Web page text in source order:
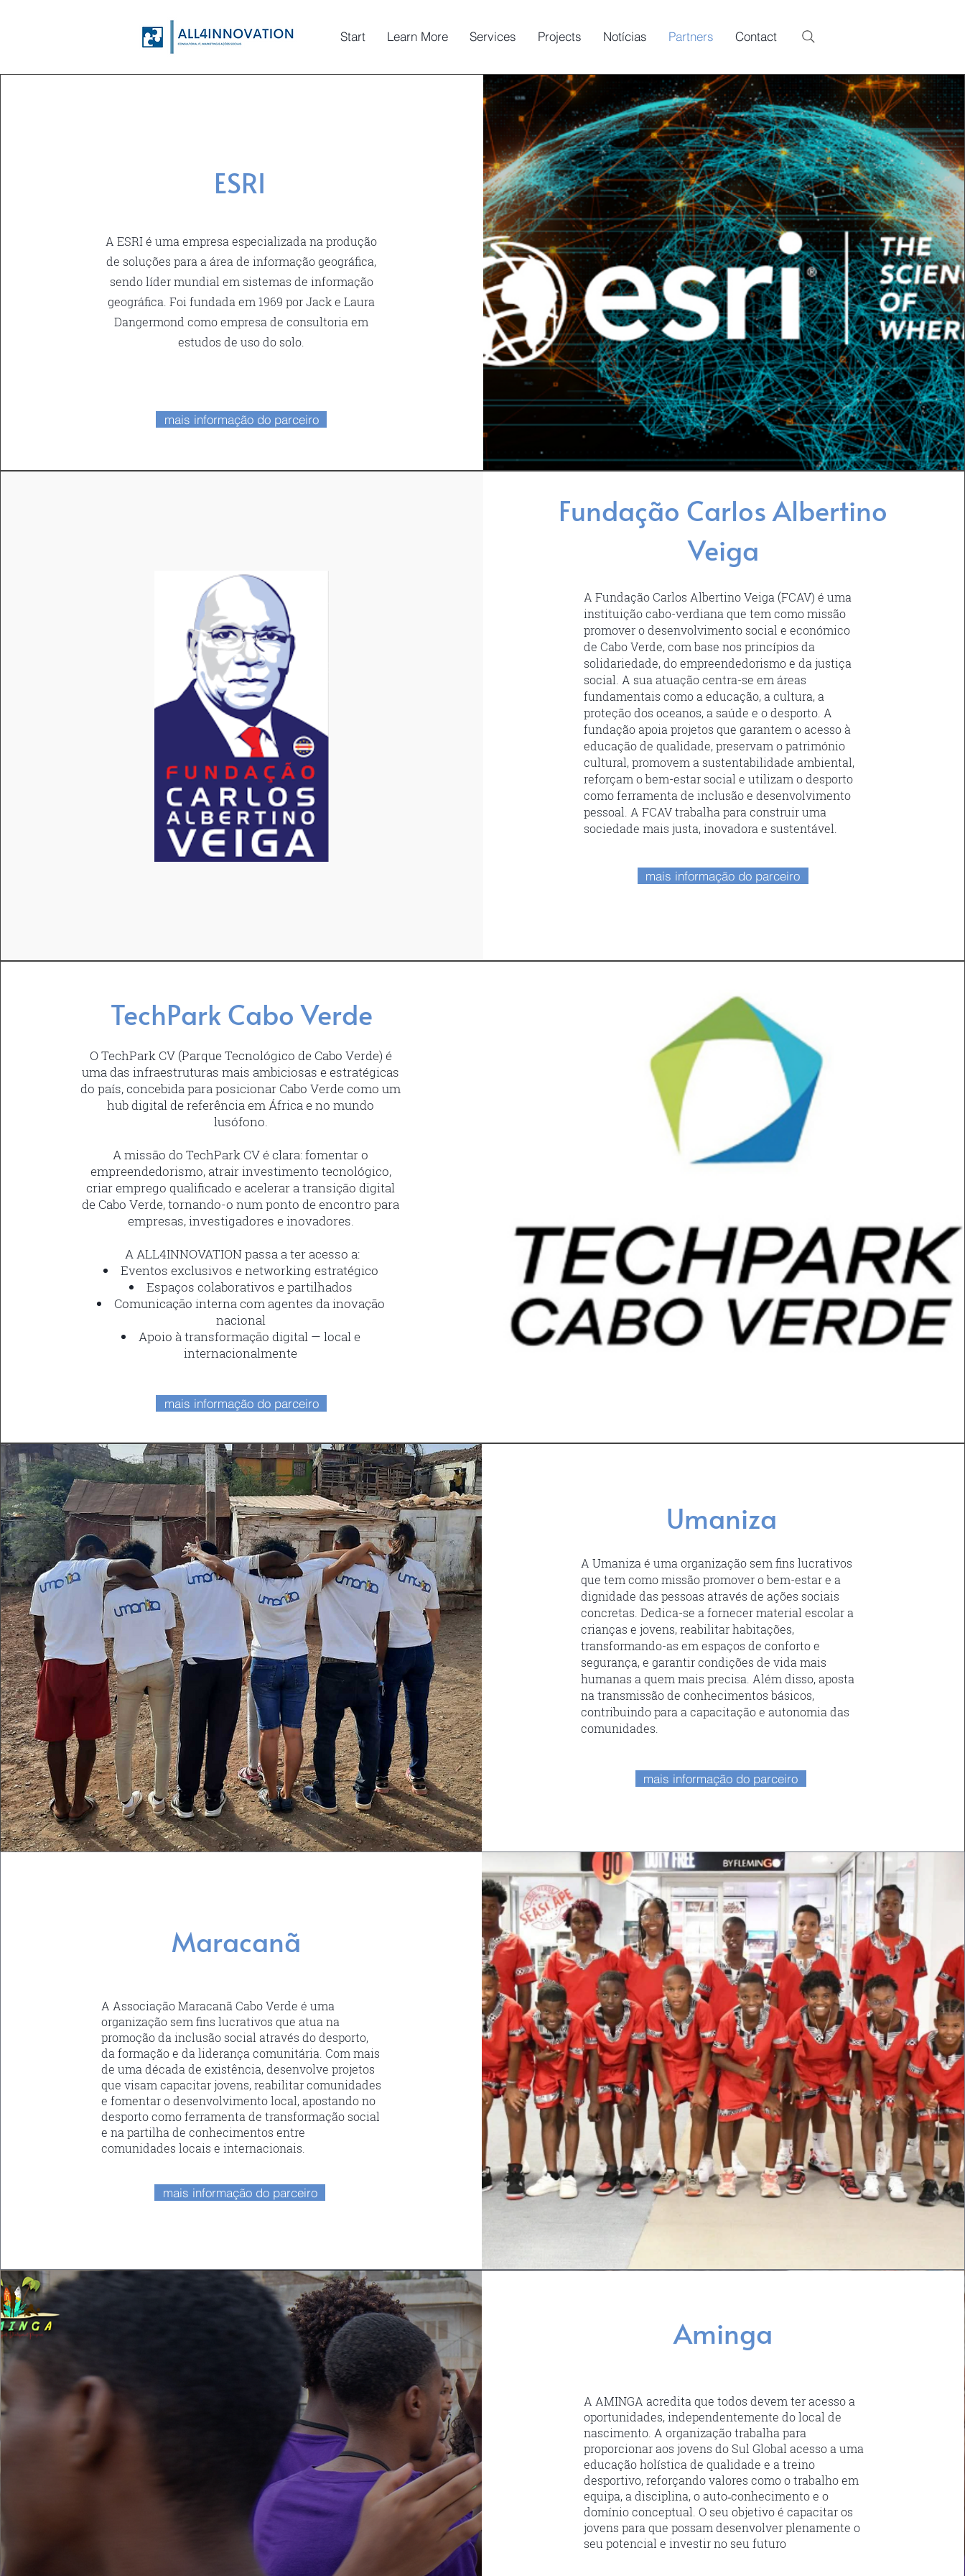
Start Learn More Services Projects Notícias Partners Contact
ESRI
A ESRI é uma empresa especializada na produção
de soluções para a área de informação geográfica,
sendo líder mundial em sistemas de informação
geográfica. Foi fundada em 1969 por Jack e Laura
Dangermond como empresa de consultoria em
estudos de uso do solo.
mais informação do parceiro
Fundação Carlos Albertino
Veiga
A Fundação Carlos Albertino Veiga (FCAV) é uma
instituição cabo-verdiana que tem como missão
promover o desenvolvimento social e económico
de Cabo Verde, com base nos princípios da
solidariedade, do empreendedorismo e da justiça
social. A sua atuação centra-se em áreas
fundamentais como a educação, a cultura, a
proteção dos oceanos, a saúde e o desporto. A
fundação apoia projetos que garantem o acesso à
educação de qualidade, preservam o património
cultural, promovem a sustentabilidade ambiental,
reforçam o bem-estar social e utilizam o desporto
como ferramenta de inclusão e desenvolvimento
pessoal. A FCAV trabalha para construir uma
sociedade mais justa, inovadora e sustentável.
mais informação do parceiro
TechPark Cabo Verde
O TechPark CV (Parque Tecnológico de Cabo Verde) é
uma das infraestruturas mais ambiciosas e estratégicas
do país, concebida para posicionar Cabo Verde como um
hub digital de referência em África e no mundo
lusófono.
A missão do TechPark CV é clara: fomentar o
empreendedorismo, atrair investimento tecnológico,
criar emprego qualificado e acelerar a transição digital
de Cabo Verde, tornando-o num ponto de encontro para
empresas, investigadores e inovadores.
A ALL4INNOVATION passa a ter acesso a:
Eventos exclusivos e networking estratégico
Espaços colaborativos e partilhados
Comunicação interna com agentes da inovação
nacional
Apoio à transformação digital — local e
internacionalmente
mais informação do parceiro
Umaniza
A Umaniza é uma organização sem fins lucrativos
que tem como missão promover o bem-estar e a
dignidade das pessoas através de ações sociais
concretas. Dedica-se a fornecer material escolar a
crianças e jovens, reabilitar habitações,
transformando-as em espaços de conforto e
segurança, e garantir condições de vida mais
humanas a quem mais precisa. Além disso, aposta
na transmissão de conhecimentos básicos,
contribuindo para a capacitação e autonomia das
comunidades.
mais informação do parceiro
Maracanã
A Associação Maracanã Cabo Verde é uma
organização sem fins lucrativos que atua na
promoção da inclusão social através do desporto,
da formação e da liderança comunitária. Com mais
de uma década de existência, desenvolve projetos
que visam capacitar jovens, reabilitar comunidades
e fomentar o desenvolvimento local, apostando no
desporto como ferramenta de transformação social
e na partilha de conhecimentos entre
comunidades locais e internacionais.
mais informação do parceiro
Aminga
A AMINGA acredita que todos devem ter acesso a
oportunidades, independentemente do local de
nascimento. A organização trabalha para
proporcionar aos jovens do Sul Global acesso a uma
educação holística de qualidade e a treino
desportivo, reforçando valores como o trabalho em
equipa, a disciplina, o auto‑conhecimento e o
domínio conceptual. O seu objetivo é capacitar os
jovens para que possam desenvolver plenamente o
seu potencial e investir no seu futuro